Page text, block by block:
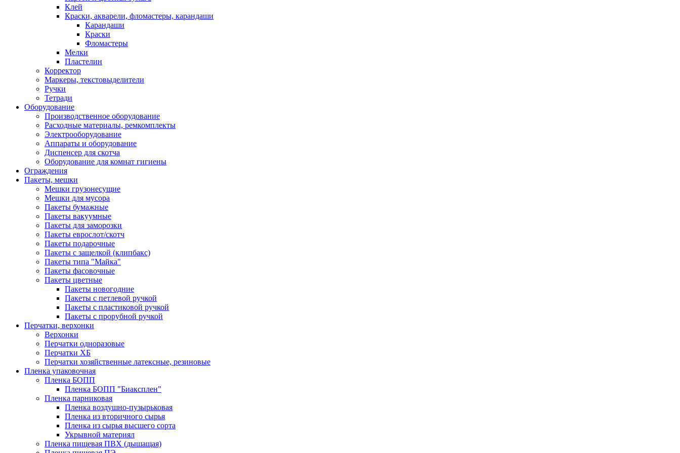
Клей
Краски, акварели, фломастеры, карандаши
Карандаши
Краски
Фломастеры
Мелки
Пластелин
Корректор
Маркеры, текстовыделители
Ручки
Тетради
Оборудование
Производственное оборудование
Расходные материалы, ремкомплекты
Электрооборудование
Аппараты и оборудование
Диспенсер для скотча
Оборудование для комнат гигиены
Ограждения
Пакеты, мешки
Мешки грузонесущие
Мешки для мусора
Пакеты бумажные
Пакеты вакуумные
Пакеты для заморозки
Пакеты еврослот/скотч
Пакеты подарочные
Пакеты с защелкой (клипбакс)
Пакеты типа "Майка"
Пакеты фасовочные
Пакеты цветные
Пакеты новогодние
Пакеты с петлевой ручкой
Пакеты с пластиковой ручкой
Пакеты с прорубной ручкой
Перчатки, верхонки
Верхонки
Перчатки одноразовые
Перчатки ХБ
Перчатки хозяйственные латексные, резиновые
Пленка упаковочная
Пленка БОПП
Пленка БОПП "Биаксплен"
Пленка парниковая
Пленка воздушно-пузырьковая
Пленка из вторичного сырья
Пленка из сырья высшего сорта
Укрывной материял
Пленка пищевая ПВХ (дышащая)